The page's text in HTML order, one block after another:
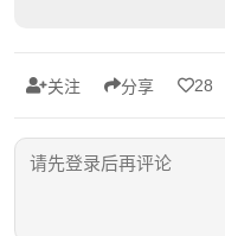
关注 分享 28